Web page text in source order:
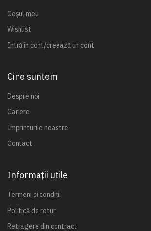
Coșul meu
Wishlist
Intră în cont/creează un cont
Cine suntem
Despre noi
Cariere
Imprinturile noastre
Contact
Informații utile
Termeni și condiții
Politică de retur
Retragere din contract